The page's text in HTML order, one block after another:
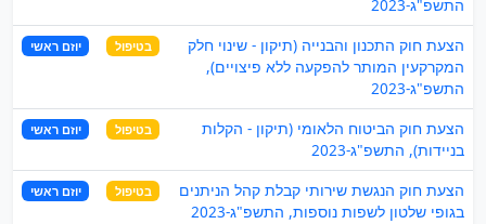
התשפ"ג-2023
הצעת חוק התכנון והבנייה (תיקון - שינוי חלק
המקרקעין המותר להפקעה ללא פיצויים),
התשפ"ג-2023
בטיפול יוזם ראשי
הצעת חוק הביטוח הלאומי (תיקון - הקלות
בניידות), התשפ"ג-2023
בטיפול יוזם ראשי
הצעת חוק הנגשת שירותי קבלת קהל הניתנים
בגופי שלטון לשפות נוספות, התשפ"ג-2023
בטיפול יוזם ראשי